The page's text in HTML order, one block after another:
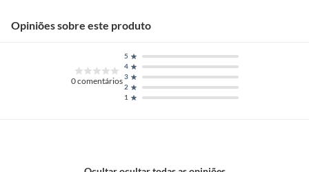
Opiniões sobre este produto
0comentários
1
2
3
4
5